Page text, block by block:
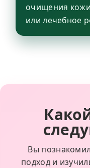
очищения
или лечебное
Вы
подход и